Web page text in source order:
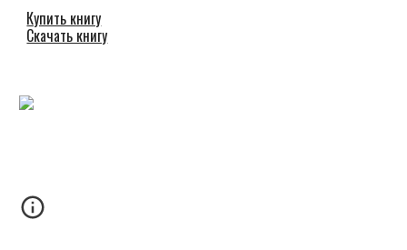
Купить книгу
Скачать книгу